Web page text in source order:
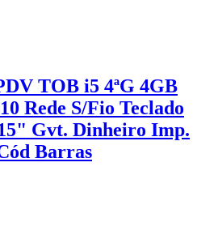
TOB i5 4ªG 4GB
Rede S/Fio Teclado
Gvt. Dinheiro Imp.
Barras